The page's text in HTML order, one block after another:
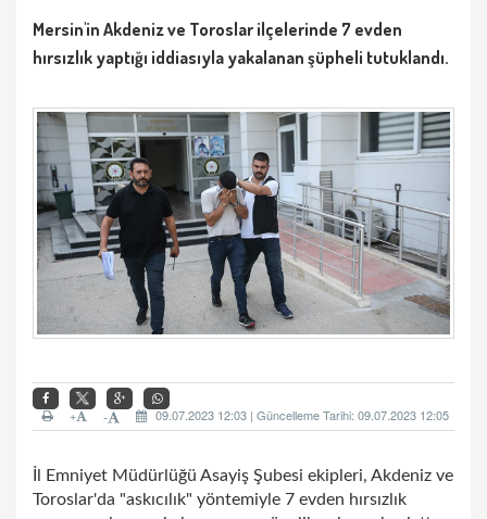
Mersin'in Akdeniz ve Toroslar ilçelerinde 7 evden
hırsızlık yaptığı iddiasıyla yakalanan şüpheli tutuklandı.
09.07.2023 12:03 | Güncelleme Tarihi: 09.07.2023 12:05
-
+
İl Emniyet Müdürlüğü Asayiş Şubesi ekipleri, Akdeniz ve
Toroslar'da "askıcılık" yöntemiyle 7 evden hırsızlık